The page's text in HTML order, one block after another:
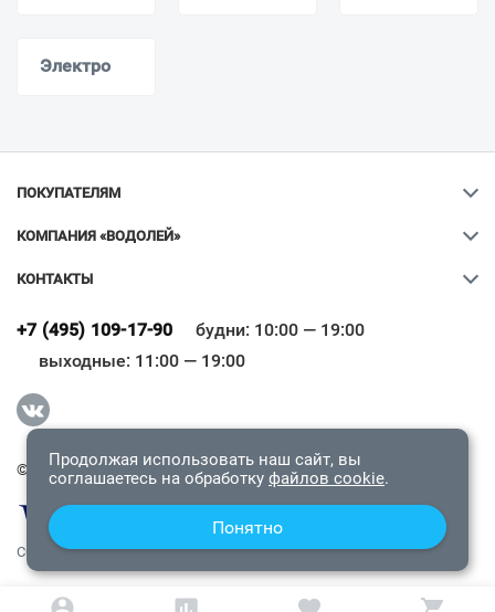
Электро
ПОКУПАТЕЛЯМ
КОМПАНИЯ «ВОДОЛЕЙ»
КОНТАКТЫ
+7 (495) 109-17-90
будни: 10:00 — 19:00
выходные: 11:00 — 19:00
© 2009-2026 «Водолей Онлайн». Все права защищены.
СОГЛАШЕНИЕ О КОНФИДЕНЦИАЛЬНОСТИ
Всё верно
Продолжая использовать наш сайт, вы
соглашаетесь на обработку файлов cookie.
Понятно